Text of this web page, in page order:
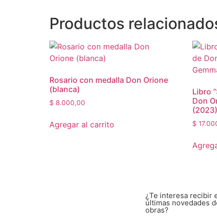
Productos
Rosario con medalla Don Orione
(blanca)
$ 8.000,00
Agregar al carrito
Libro
Don
(2023)
$
¿Te interesa recibir
últimas novedades
obras?